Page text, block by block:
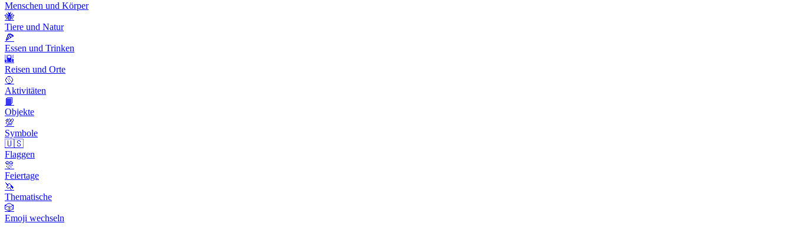
Menschen und Körper
🐝
Tiere und Natur
🍕
Essen und Trinken
🌇
Reisen und Orte
🥎
Aktivitäten
📙
Objekte
💯
Symbole
🇺🇸
Flaggen
🎊
Feiertage
🦄
Thematische
🎲
Emoji wechseln